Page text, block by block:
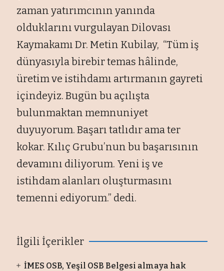
zaman yatırımcının yanında
olduklarını vurgulayan Dilovası
Kaymakamı Dr. Metin Kubilay, “Tüm iş
dünyasıyla birebir temas hâlinde,
üretim ve istihdamı artırmanın gayreti
içindeyiz. Bugün bu açılışta
bulunmaktan memnuniyet
duyuyorum. Başarı tatlıdır ama ter
kokar. Kılıç Grubu’nun bu başarısının
devamını diliyorum. Yeni iş ve
istihdam alanları oluşturmasını
temenni ediyorum.” dedi.
İlgili İçerikler
İMES OSB, Yeşil OSB Belgesi almaya hak